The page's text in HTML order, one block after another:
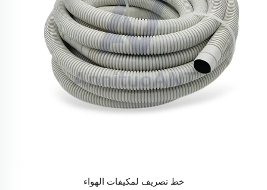
خط تصريف لمكيفات الهواء